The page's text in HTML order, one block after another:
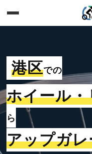
港区での
ホイール
ら
アップガ